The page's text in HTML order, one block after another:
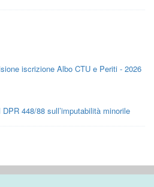
iscrizione Albo CTU e Periti - 2026
448/88 sull’imputabilità minorile